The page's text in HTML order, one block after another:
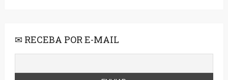
✉ RECEBA POR E-MAIL